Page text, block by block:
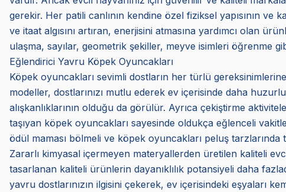
gerekir. Her patili canlının kendine özel fiziksel yapısının
ve itaat algısını artıran, enerjisini atmasına yardımcı olan
ulaşma, sayılar, geometrik şekiller, meyve isimleri öğrenme
Eğlendirici Yavru Köpek Oyuncakları
Köpek oyuncakları sevimli dostların her türlü
modeller, dostlarınızı mutlu ederek ev içerisinde daha huzurlu
alışkanlıklarının olduğu da görülür. Ayrıca çekiştirme
taşıyan köpek oyuncakları sayesinde oldukça eğlenceli
ödül maması bölmeli ve köpek oyuncakları peluş
Zararlı kimyasal içermeyen materyallerden üretilen kaliteli
tasarlanan kaliteli ürünlerin dayanıklılık potansiyeli daha
yavru dostlarınızın ilgisini çekerek, ev içerisindeki eşyaları